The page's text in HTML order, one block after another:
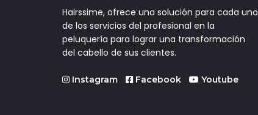
Hairssime, ofrece una solución para cada uno
de los servicios del profesional en la
peluquería para lograr una transformación
del cabello de sus clientes.
Instagram Facebook Youtube